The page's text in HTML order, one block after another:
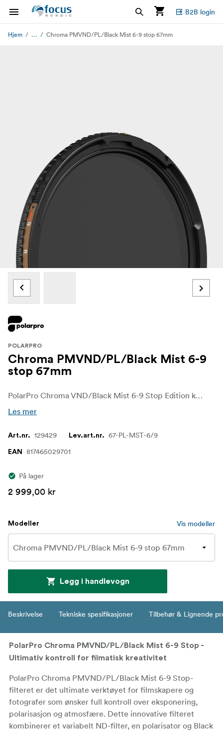
B2B login
Hjem ... Chroma PMVND/PL/Black Mist 6-9 stop 67mm
POLARPRO
Chroma PMVND/PL/Black Mist 6-9
stop 67mm
PolarPro Chroma VND/Black Mist 6-9 Stop Edition kombinerer tre kraftige verktøy i ett, noe som gir filmskapere og fotografer uovertruffen kontroll over lys og atmosfære. Med dette unike filteret kan du sømløst justere eksponeringen med et variabelt nøytralt tetthetsområde og kontrollerende polarisering, samtidig som du legger til en subtil diffusjonseffekt med Black Mist-elementet, som er perfekt for å skape et mykt, filmatisk utseende uten å måtte stable de to favorittfiltrene dine. Enten du fotograferer i skarpt dagslys eller skaper en drømmende, stemningsfull scene, er dette filteret designet for å hjelpe deg med å gi liv til din kreative visjon.
Les mer
Art.nr. 129429 Lev.art.nr. 67-PL-MST-6/9
EAN 817465029701
På lager
2 999,00 kr
Modeller Vis modeller
Legg i handlevogn
Beskrivelse Tekniske spesifikasjoner Tilbehør & Lignende
PolarPro Chroma PMVND/PL/Black Mist 6-9 Stop -
Ultimativ kontroll for filmatisk kreativitet
PolarPro Chroma PMVND/PL/Black Mist 6-9 Stop-
filteret er det ultimate verktøyet for filmskapere og
fotografer som ønsker full kontroll over eksponering,
polarisasjon og atmosfære. Dette innovative filteret
kombinerer et variabelt ND-filter, en polarisator og Black